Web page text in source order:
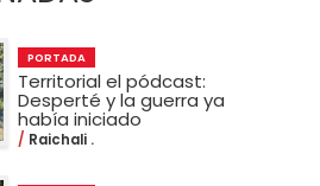
PORTADA
Territorial el pódcast:
Desperté y la guerra ya
había iniciado
Raichali .